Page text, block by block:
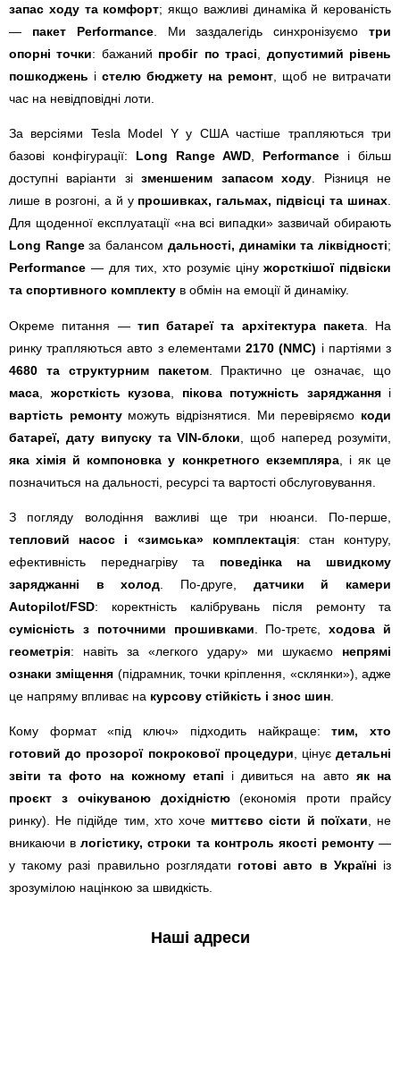
запас ходу та комфорт; якщо важливі динаміка й керованість
— пакет Performance. Ми заздалегідь синхронізуємотри
опорні точки: бажаний пробіг по трасі
допустимий рівень
пошкоджень і стелю бюджету на ремонт , щоб не витрачати
час на невідповідні лоти.
За версіями Tesla Model Y у США частіше трапляються три
базові конфігурації: Long Range AWD Performance і більш
доступні варіанти зізменшеним запасом ходу . Різниця не
лише в розгоні, а й у прошивках, гальмах, підвісці та шинах
Для щоденної експлуатації «на всі випадки» зазвичай обирають
Long Rangeза балансом дальності, динаміки та ліквідності;
Performance — для тих, хто розуміє цінужорсткішої підвіски
та спортивного комплекту в обмін на емоції й динаміку.
Окреме питання — тип батареї та архітектура пакета. На
ринку трапляються авто з елементами2170 (NMC) і партіями з
4680 та структурним пакетом. Практично це означає, що
маса
жорсткість кузова пікова потужність заряджанняі
вартість ремонтуможуть відрізнятися. Ми перевіряємо коди
батареї, дату випуску та VIN-блоки , щоб наперед розуміти,
яка хімія й компоновка у конкретного екземпляра, і як це
позначиться на дальності, ресурсі та вартості обслуговування.
З погляду володіння важливі ще три нюанси. По-перше,
тепловий насос і «зимська» комплектація: стан контуру,
ефективність переднагріву та поведінка на швидкому
заряджанні в холод . По-друге, датчики й камери
Autopilot/FSD: коректність калібрувань після ремонту та
сумісність з поточними прошивками . По-третє,ходова й
геометрія: навіть за «легкого удару» ми шукаємо непрямі
ознаки зміщення (підрамник, точки кріплення, «склянки»), адже
це напряму впливає на курсову стійкість і знос шин
Кому формат «під ключ» підходить найкраще:тим, хто
готовий до прозорої покрокової процедури, цінуєдетальні
звіти та фото на кожному етапі і дивиться на авто як на
проєкт з очікуваною дохідністю(економія проти прайсу
ринку). Не підійде тим, хто хоче миттєво сісти й поїхати, не
вникаючи влогістику, строки та контроль якості ремонту—
у такому разі правильно розглядати готові авто в Україні із
зрозумілою націнкою за швидкість.
Наші адреси